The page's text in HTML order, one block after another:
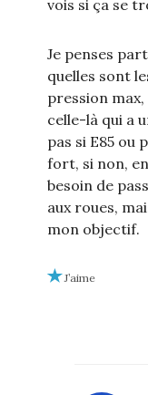
vois si ça se
Je penses
quelles sont
pression max,
celle-là qui a
pas si E85 ou
fort, si non,
besoin de
aux roues,
mon objectif.
J’aime